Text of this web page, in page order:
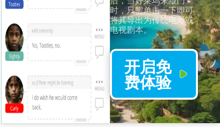
时，只需单击一下即可
将其导出为传统电影或
电视剧本。
开启免
费体验